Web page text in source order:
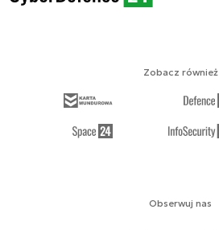
Obserwuj nas
Zobacz również